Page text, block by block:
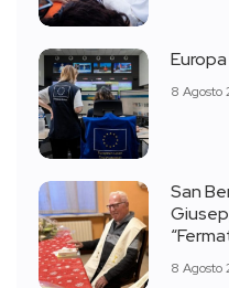
8 Agosto
San
8 Agosto